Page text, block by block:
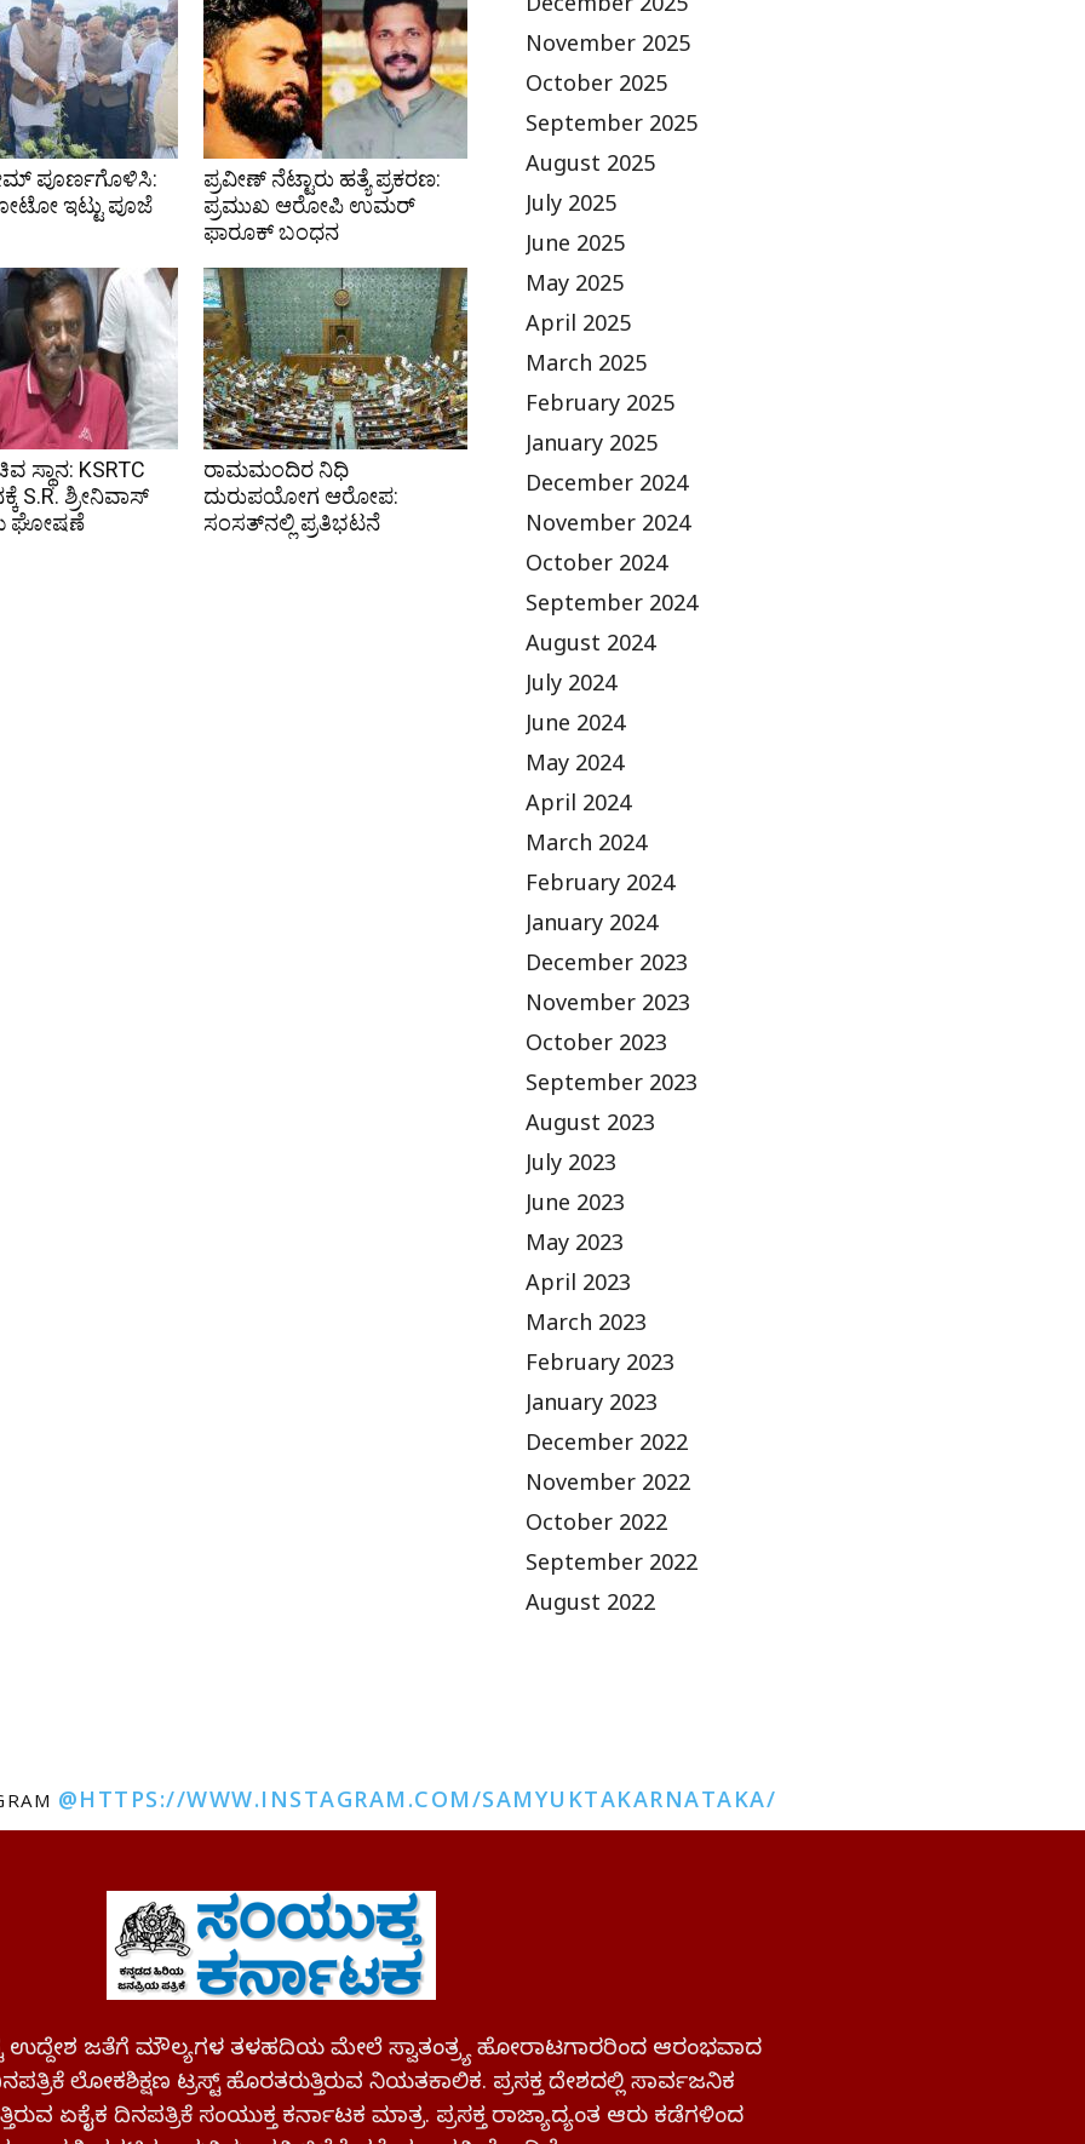
ಪೂರ್ಣಗೊಳಿಸಿ:
ಇಟ್ಟು ಪೂಜೆ
ಪ್ರವೀಣ್ ನೆಟ್ಟಾರು ಹತ್ಯೆ ಪ್ರಕರಣ:
ಪ್ರಮುಖ ಆರೋಪಿ ಉಮರ್
ಫಾರೂಕ್ ಬಂಧನ
ಸ್ಥಾನ: KSRTC
S.R. ಶ್ರೀನಿವಾಸ್
ಘೋಷಣೆ
ರಾಮಮಂದಿರ ನಿಧಿ
ದುರುಪಯೋಗ ಆರೋಪ:
ಸಂಸತ್‌ನಲ್ಲಿ ಪ್ರತಿಭಟನೆ
December 2025
November 2025
October 2025
September 2025
August 2025
July 2025
June 2025
May 2025
April 2025
March 2025
February 2025
January 2025
December 2024
November 2024
October 2024
September 2024
August 2024
July 2024
June 2024
May 2024
April 2024
March 2024
February 2024
January 2024
December 2023
November 2023
October 2023
September 2023
August 2023
July 2023
June 2023
May 2023
April 2023
March 2023
February 2023
January 2023
December 2022
November 2022
October 2022
September 2022
August 2022
@HTTPS://WWW.INSTAGRAM.COM/SAMYUKTAKARNATAKA/
ಉದ್ದೇಶ ಜತೆಗೆ ಮೌಲ್ಯಗಳ ತಳಹದಿಯ ಮೇಲೆ ಸ್ವಾತಂತ್ರ್ಯ ಹೋರಾಟಗಾರರಿಂದ ಆರಂಭವಾದ
ಲೋಕಶಿಕ್ಷಣ ಟ್ರಸ್ಟ್ ಹೊರತರುತ್ತಿರುವ ನಿಯತಕಾಲಿಕ. ಪ್ರಸಕ್ತ ದೇಶದಲ್ಲಿ ಸಾರ್ವಜನಿಕ
ಏಕೈಕ ದಿನಪತ್ರಿಕೆ ಸಂಯುಕ್ತ ಕರ್ನಾಟಕ ಮಾತ್ರ. ಪ್ರಸಕ್ತ ರಾಜ್ಯಾದ್ಯಂತ ಆರು ಕಡೆಗಳಿಂದ